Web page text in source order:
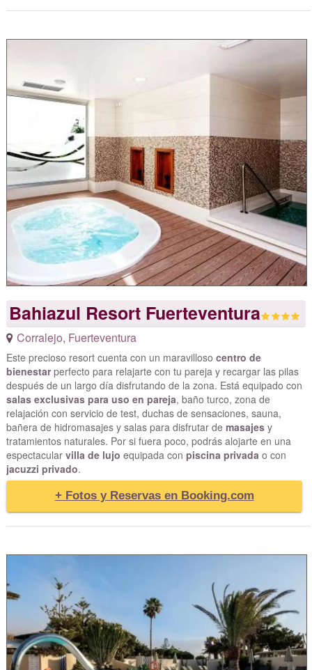
Bahiazul Resort Fuerteventura
Corralejo, Fuerteventura
Este precioso resort cuenta con un maravilloso centro de
bienestarperfecto para relajarte con tu pareja y recargar las pilas
después de un largo día disfrutando de la zona. Está equipado con
salas exclusivas para uso en pareja, baño turco, zona de
relajación con servicio de test, duchas de sensaciones, sauna,
bañera de hidromasajes y salas para disfrutar de masajesy
tratamientos naturales. Por si fuera poco, podrás alojarte en una
espectacular villa de lujo equipada con piscina privada o con
jacuzzi privado.
+ Fotos y Reservas en Booking.com